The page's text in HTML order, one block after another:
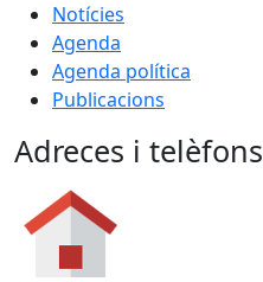
Notícies
Agenda
Agenda política
Publicacions
Adreces i telèfons